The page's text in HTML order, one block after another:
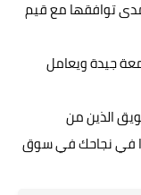
توافقها مع قيم
جيدة ويعامل
الذين من
في نجاحك في سوق